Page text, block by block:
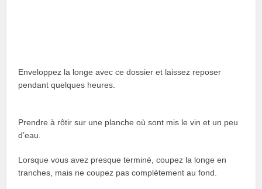
Enveloppez la longe avec ce dossier et laissez reposer
pendant quelques heures.
Prendre à rôtir sur une planche où sont mis le vin et un peu
d’eau.
Lorsque vous avez presque terminé, coupez la longe en
tranches, mais ne coupez pas complètement au fond.